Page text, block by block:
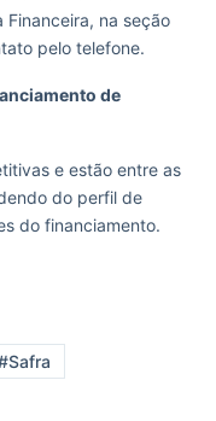
na seção
pelo telefone.
de
e estão entre as
do perfil de
do financiamento.